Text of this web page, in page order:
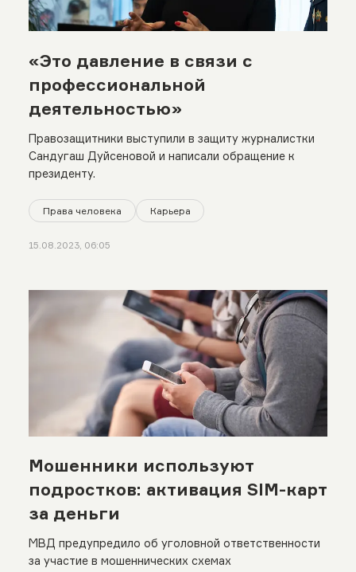
«Это давление в связи с
профессиональной
деятельностью»
Правозащитники выступили в защиту журналистки
Сандугаш Дуйсеновой и написали обращение к
президенту.
Права человека Карьера
15.08.2023, 06:05
Мошенники используют
подростков: активация SIM-карт
за деньги
МВД предупредило об уголовной ответственности
за участие в мошеннических схемах